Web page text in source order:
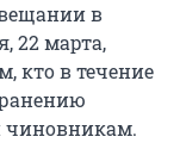
в
22 марта,
кто в течение
чиновникам.